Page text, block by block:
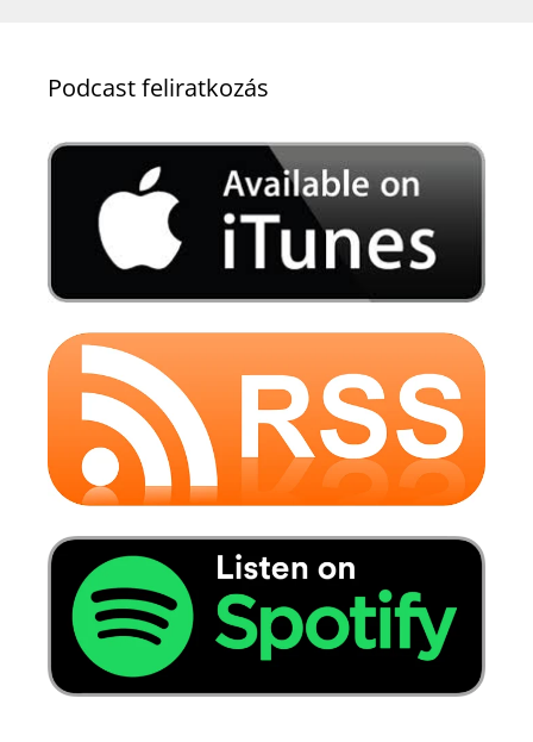
Podcast feliratkozás